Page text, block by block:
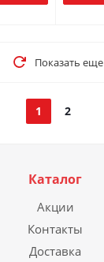
Показать еще
1 2
Каталог
Акции
Контакты
Доставка